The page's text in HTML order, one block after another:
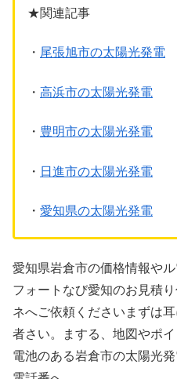
★関連記事
・ 尾張旭市の太陽光発電
・ 高浜市の太陽光発電
・ 豊明市の太陽光発電
・ 日進市の太陽光発電
・ 愛知県の太陽光発電
愛知県岩倉市の価格情報や
フォートなび愛知のお見積
ネへご依頼くださいまずは
者さい。まする、地図やポ
電池のある岩倉市の太陽光